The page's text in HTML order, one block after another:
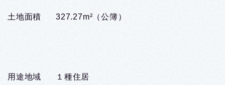
土地面積 327.27m²（公簿）
用途地域 １種住居